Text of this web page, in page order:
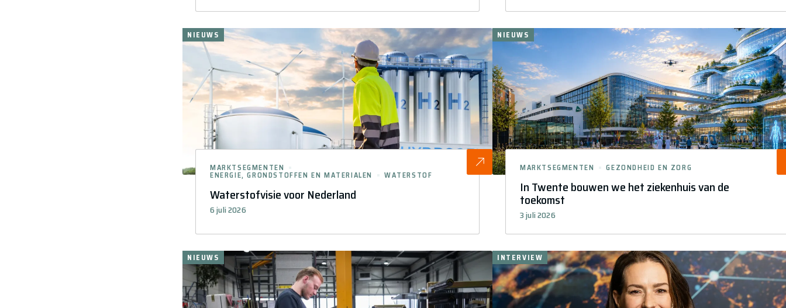
Waterstofvisie voor Nederland
6 juli 2026
MARKTSEGMENTEN
ENERGIE, GRONDSTOFFEN EN MATERIALEN WATERSTOF
NIEUWS
In Twente bouwen we het ziekenhuis van de
toekomst
3 juli 2026
MARKTSEGMENTEN GEZONDHEID EN ZORG
NIEUWS
NIEUWS INTERVIEW